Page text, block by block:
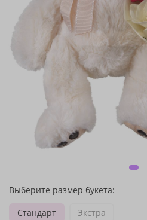
Выберите размер букета:
Стандарт
Экстра